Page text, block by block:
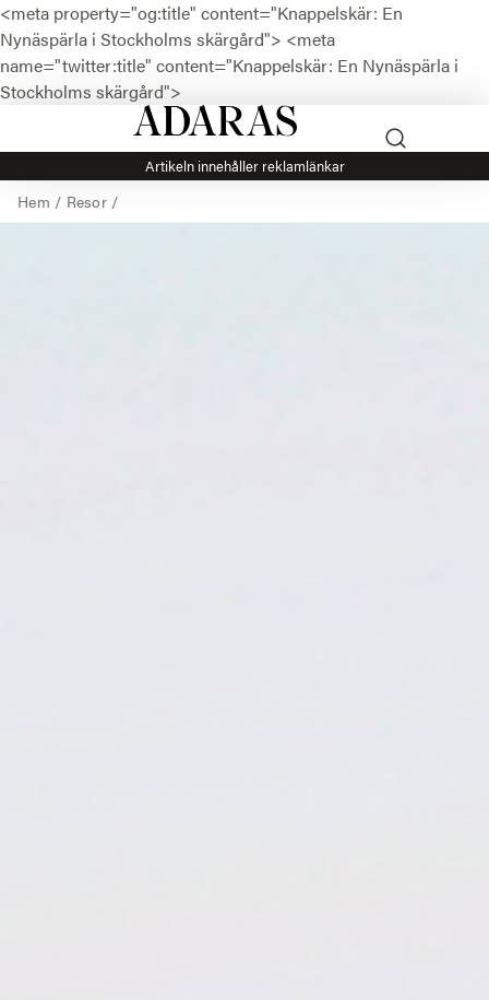
<meta property="og:title" content="Knappelskär: En
Nynäspärla i Stockholms skärgård"> <meta
name="twitter:title" content="Knappelskär: En Nynäspärla i
Stockholms skärgård">
Artikeln innehåller reklamlänkar
Hem / Resor/